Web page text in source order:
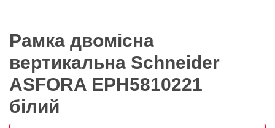
Рамка двомісна
вертикальна Schneider
ASFORA EPH5810221
білий